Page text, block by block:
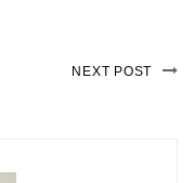
NEXT POST